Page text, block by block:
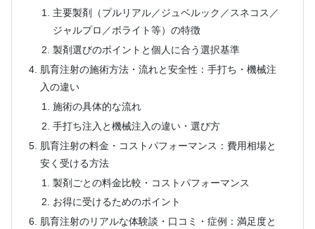
主要製剤（プルリアル／ジュベルック／スネコス／
ジャルプロ／ボライト等）の特徴
製剤選びのポイントと個人に合う選択基準
肌育注射の施術方法・流れと安全性：手打ち・機械注
入の違い
施術の具体的な流れ
手打ち注入と機械注入の違い・選び方
肌育注射の料金・コストパフォーマンス：費用相場と
安く受ける方法
製剤ごとの料金比較・コストパフォーマンス
お得に受けるためのポイント
肌育注射のリアルな体験談・口コミ・症例：満足度と